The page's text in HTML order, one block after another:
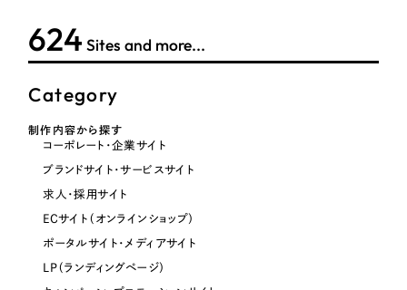
オレンジ・橙色
グリーン・緑色
ブルー・青色
パープル・紫色
624 Sites and more...
Category
制作内容から探す
コーポレート・企業サイト
ブランドサイト・サービスサイト
求人・採用サイト
ECサイト（オンラインショップ）
ポータルサイト・メディアサイト
LP（ランディングページ）